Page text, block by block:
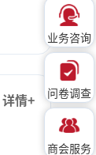
详情+
业务咨询
问卷调查
商会服务